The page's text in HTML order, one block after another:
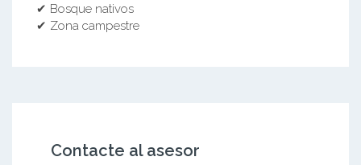
✔ Bosque nativos
✔ Zona campestre
Contacte al asesor